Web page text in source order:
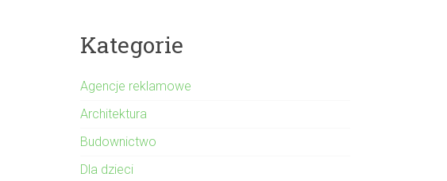
Kategorie
Agencje reklamowe
Architektura
Budownictwo
Dla dzieci